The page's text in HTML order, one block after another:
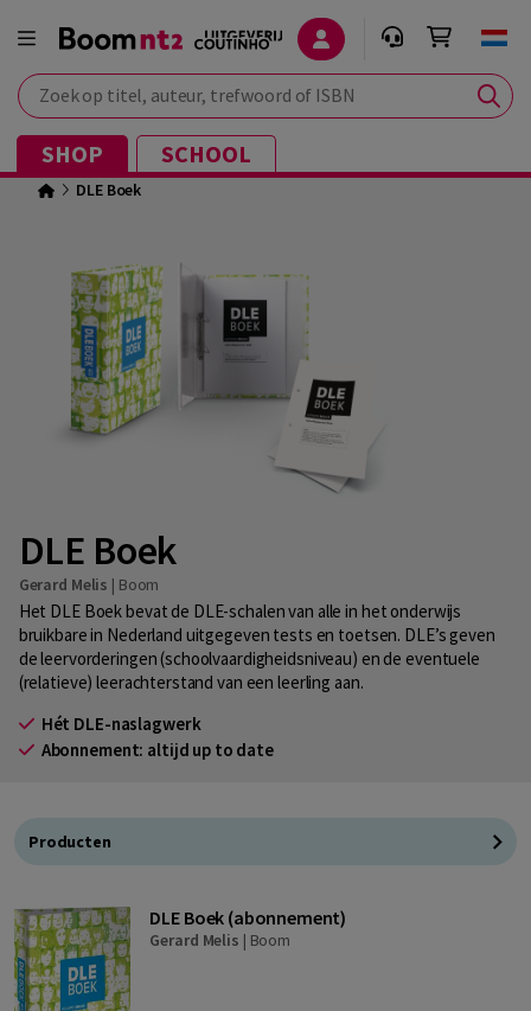
Zoek op titel, auteur, trefwoord of ISBN
SHOP SCHOOL
DLE Boek
DLE Boek
Gerard Melis | Boom
Het DLE Boek bevat de DLE-schalen van alle in het onderwijs
bruikbare in Nederland uitgegeven tests en toetsen. DLE’s geven
de leervorderingen (schoolvaardigheidsniveau) en de eventuele
(relatieve) leerachterstand van een leerling aan.
Hét DLE-naslagwerk
Abonnement: altijd up to date
Producten
DLE Boek (abonnement)
Gerard Melis | Boom